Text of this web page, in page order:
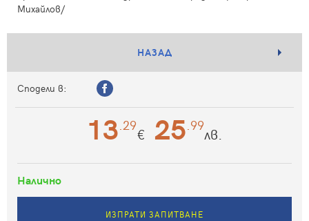
Михайлов/
НАЗАД
Сподели в:
13 .29€ 25 .99лв.
Налично
ИЗПРАТИ ЗАПИТВАНЕ